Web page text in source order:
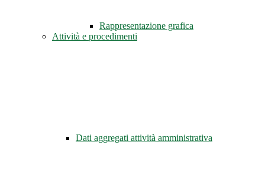
Rappresentazione grafica
Attività e procedimenti
Dati aggregati attività amministrativa